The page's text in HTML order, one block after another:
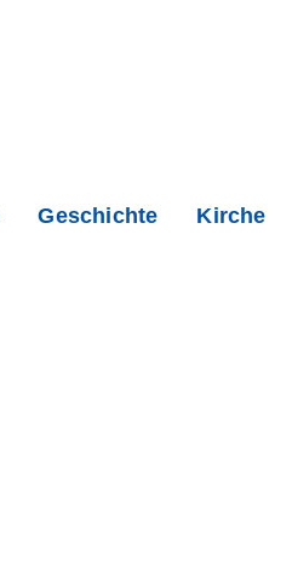
Geschichte Kirche